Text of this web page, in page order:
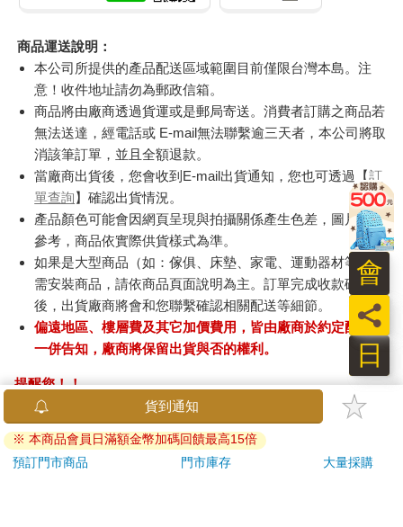
商品運送說明：
本公司所提供的產品配送區域範圍目前僅限台灣本島。注
意！收件地址請勿為郵政信箱。
商品將由廠商透過貨運或是郵局寄送。消費者訂購之商品若
無法送達，經電話或 E-mail無法聯繫逾三天者，本公司將取
消該筆訂單，並且全額退款。
當廠商出貨後，您會收到E-mail出貨通知，您也可透過【訂
單查詢】確認出貨情況。
產品顏色可能會因網頁呈現與拍攝關係產生色差，圖片僅供
參考，商品依實際供貨樣式為準。
如果是大型商品（如：傢俱、床墊、家電、運動器材等）及
需安裝商品，請依商品頁面說明為主。訂單完成收款確認
後，出貨廠商將會和您聯繫確認相關配送等細節。
偏遠地區、樓層費及其它加價費用，皆由廠商於約定配送時
一併告知，廠商將保留出貨與否的權利。
提醒您！！
金石堂及銀行均不會請您操作ATM! 如接獲電話要求您前往
ATM提款機，請不要聽從指示，以免受騙上當！
退換貨須知：
貨到通知
※ 本商品會員日滿額金幣加碼回饋最高15倍
預訂門市商品
門市庫存 大量採購
日
員
會